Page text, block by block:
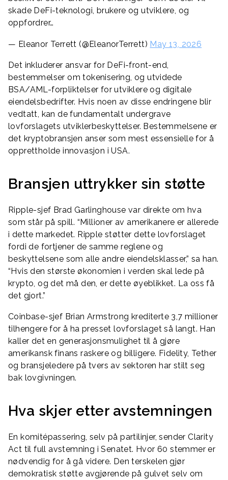
skade DeFi-teknologi, brukere og utviklere, og
oppfordrer…
— Eleanor Terrett (@EleanorTerrett) May 13, 2026
Det inkluderer ansvar for DeFi-front-end,
bestemmelser om tokenisering, og utvidede
BSA/AML-forpliktelser for utviklere og digitale
eiendelsbedrifter. Hvis noen av disse endringene blir
vedtatt, kan de fundamentalt undergrave
lovforslagets utviklerbeskyttelser. Bestemmelsene er
det kryptobransjen anser som mest essensielle for å
opprettholde innovasjon i USA.
Bransjen uttrykker sin støtte
Ripple-sjef Brad Garlinghouse var direkte om hva
som står på spill. “Millioner av amerikanere er allerede
i dette markedet. Ripple støtter dette lovforslaget
fordi de fortjener de samme reglene og
beskyttelsene som alle andre eiendelsklasser,” sa han.
“Hvis den største økonomien i verden skal lede på
krypto, og det må den, er dette øyeblikket. La oss få
det gjort.”
Coinbase-sjef Brian Armstrong krediterte 3,7 millioner
tilhengere for å ha presset lovforslaget så langt. Han
kaller det en generasjonsmulighet til å gjøre
amerikansk finans raskere og billigere. Fidelity, Tether
og bransjeledere på tvers av sektoren har stilt seg
bak lovgivningen.
Hva skjer etter avstemningen
En komitépassering, selv på partilinjer, sender Clarity
Act til full avstemning i Senatet. Hvor 60 stemmer er
nødvendig for å gå videre. Den terskelen gjør
demokratisk støtte avgjørende på gulvet selv om